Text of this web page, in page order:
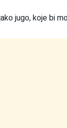
jugo, koje bi